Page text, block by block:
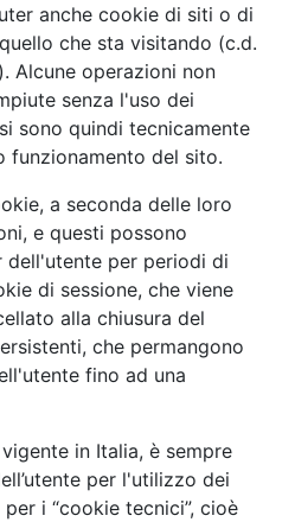
anche cookie di siti o di
che sta visitando (c.d.
Alcune operazioni non
senza l'uso dei
sono quindi tecnicamente
funzionamento del sito.
a seconda delle loro
e questi possono
dell'utente per periodi di
di sessione, che viene
alla chiusura del
che permangono
fino ad una
in Italia, è sempre
per l'utilizzo dei
i “cookie tecnici”, cioè